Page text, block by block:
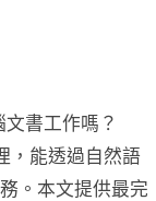
書工作嗎？
，能透過自然語
。本文提供最完